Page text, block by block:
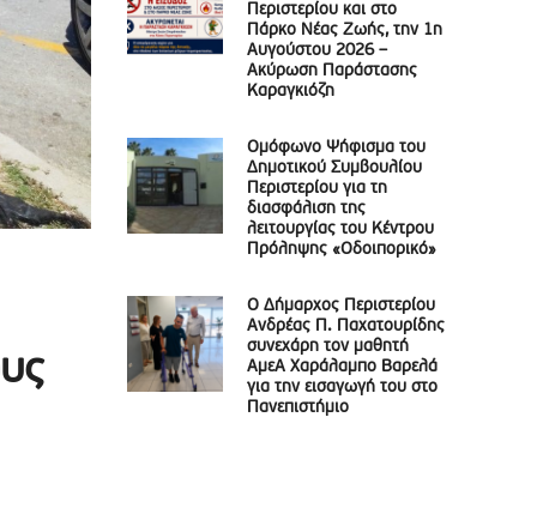
Περιστερίου και στο
Πάρκο Νέας Ζωής, την 1η
Αυγούστου 2026 –
Ακύρωση Παράστασης
Καραγκιόζη
Ομόφωνο Ψήφισμα του
Δημοτικού Συμβουλίου
Περιστερίου για τη
διασφάλιση της
λειτουργίας του Κέντρου
Πρόληψης «Οδοιπορικό»
Ο Δήμαρχος Περιστερίου
Ανδρέας Π. Παχατουρίδης
συνεχάρη τον μαθητή
ΑμεΑ Χαράλαμπο Βαρελά
για την εισαγωγή του στο
Πανεπιστήμιο